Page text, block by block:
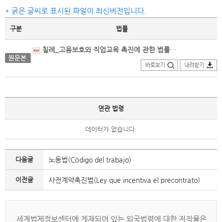
* 굵은 글씨로 표시된 파일이 최신버전입니다.
구분 법률
칠레_고용보호와 직업교육 촉진에 관한 법률_원문본(2009.05.28.제정).pdf
바로보기 내려받기
연관 법령
데이터가 없습니다.
다음글 노동법(Código del trabajo)
이전글 사전계약촉진법(Ley que incentiva el precontrato)
세계법제정보센터에 게재되어 있는 외국법령에 대한 저작물은